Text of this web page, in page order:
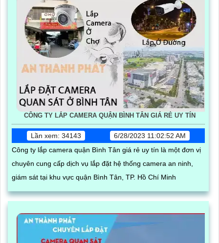
CÔNG TY LẮP CAMERA QUẬN BÌNH TÂN GIÁ RẺ UY TÍN
Lần xem: 34143
6/28/2023 11:02:52 AM
Công ty lắp camera quận Bình Tân giá rẻ uy tín là một đơn vị
chuyên cung cấp dịch vụ lắp đặt hệ thống camera an ninh,
giám sát tại khu vực quận Bình Tân, TP. Hồ Chí Minh